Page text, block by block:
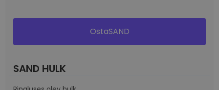
OstaSAND
SAND HULK